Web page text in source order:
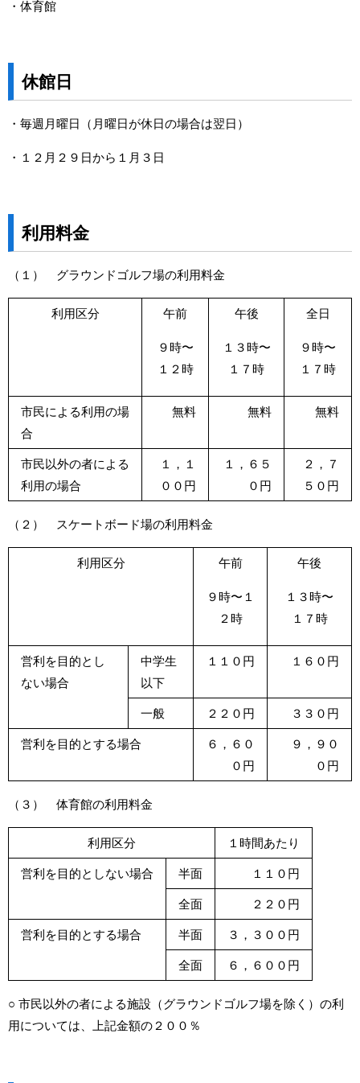
・体育館
休館日
・毎週月曜日（月曜日が休日の場合は翌日）
・１２月２９日から１月３日
利用料金
（１） グラウンドゴルフ場の利用料金
利用区分 午前
９時〜
１２時
午後
１３時〜
１７時
全日
９時〜
１７時
市民による利用の場
合
無料 無料 無料
市民以外の者による
利用の場合
１，１
００円
１，６５
０円
２，７
５０円
（２） スケートボード場の利用料金
利用区分 午前
９時〜１
２時
午後
１３時〜
１７時
営利を目的とし
ない場合
中学生
以下
１１０円 １６０円
一般 ２２０円 ３３０円
営利を目的とする場合
６，６０
０円
９，９０
０円
（３） 体育館の利用料金
利用区分 １時間あたり
営利を目的としない場合 半面 １１０円
全面 ２２０円
営利を目的とする場合 半面 ３，３００円
全面 ６，６００円
○ 市民以外の者による施設（グラウンドゴルフ場を除く）の利
用については、上記金額の２００％